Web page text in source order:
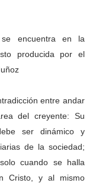
encuentra en la
producida por el
entre andar
del creyente: Su
ser dinámico y
de la sociedad;
cuando se halla
Cristo, y al mismo